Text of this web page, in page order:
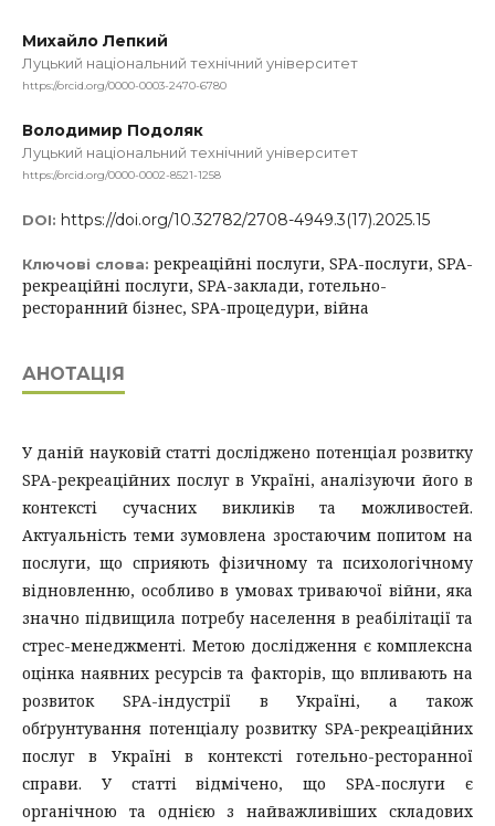
Михайло Лепкий
Луцький національний технічний університет
https://orcid.org/0000-0003-2470-6780
Володимир Подоляк
Луцький національний технічний університет
https://orcid.org/0000-0002-8521-1258
DOI: https://doi.org/10.32782/2708-4949.3(17).2025.15
Ключові слова: рекреаційні послуги, SPA-послуги, SPA-
рекреаційні послуги, SPA-заклади, готельно-
ресторанний бізнес, SPA-процедури, війна
АНОТАЦІЯ
У даній науковій статті досліджено потенціал розвитку
SPA-рекреаційних послуг в Україні, аналізуючи його в
контексті сучасних викликів та можливостей.
Актуальність теми зумовлена зростаючим попитом на
послуги, що сприяють фізичному та психологічному
відновленню, особливо в умовах триваючої війни, яка
значно підвищила потребу населення в реабілітації та
стрес-менеджменті. Метою дослідження є комплексна
оцінка наявних ресурсів та факторів, що впливають на
розвиток SPA-індустрії в Україні, а також
обґрунтування потенціалу розвитку SPA-рекреаційних
послуг в Україні в контексті готельно-ресторанної
справи. У статті відмічено, що SPA-послуги є
органічною та однією з найважливіших складових